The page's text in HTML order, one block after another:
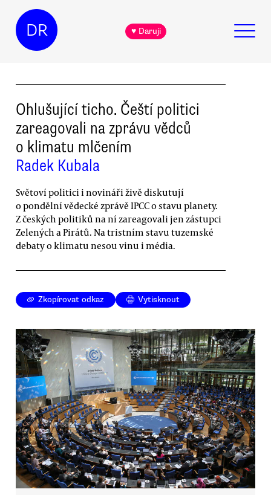
DR ♥ Daruji
Ohlušující ticho. Čeští politici
zareagovali na zprávu vědců
o klimatu mlčením
Radek Kubala
Světoví politici i novináři živě diskutují
o pondělní vědecké zprávě IPCC o stavu planety.
Z českých politiků na ní zareagovali jen zástupci
Zelených a Pirátů. Na tristním stavu tuzemské
debaty o klimatu nesou vinu i média.
Zkopírovat odkaz Vytisknout